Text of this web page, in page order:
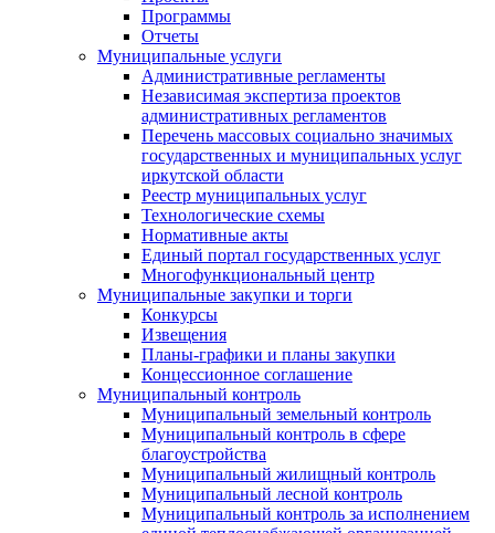
Программы
Отчеты
Муниципальные услуги
Административные регламенты
Независимая экспертиза проектов
административных регламентов
Перечень массовых социально значимых
государственных и муниципальных услуг
иркутской области
Реестр муниципальных услуг
Технологические схемы
Нормативные акты
Единый портал государственных услуг
Многофункциональный центр
Муниципальные закупки и торги
Конкурсы
Извещения
Планы-графики и планы закупки
Концессионное соглашение
Муниципальный контроль
Муниципальный земельный контроль
Муниципальный контроль в сфере
благоустройства
Муниципальный жилищный контроль
Муниципальный лесной контроль
Муниципальный контроль за исполнением